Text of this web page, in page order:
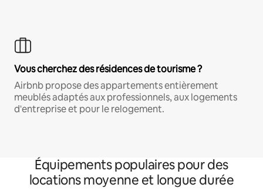
Vous cherchez des résidences de tourisme ?
Airbnb propose des appartements entièrement
meublés adaptés aux professionnels, aux logements
d'entreprise et pour le relogement.
Équipements populaires pour des
locations moyenne et longue durée